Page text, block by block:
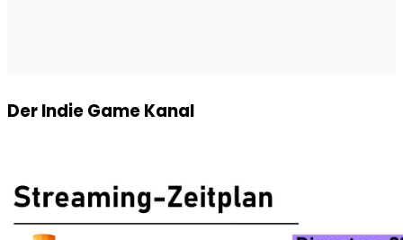
Der Indie Game Kanal